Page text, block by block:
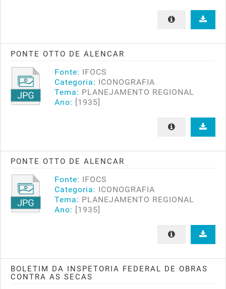
PONTE OTTO DE ALENCAR
Fonte: IFOCS
Categoria: ICONOGRAFIA
Tema: PLANEJAMENTO REGIONAL
Ano: [1935]
PONTE OTTO DE ALENCAR
Fonte: IFOCS
Categoria: ICONOGRAFIA
Tema: PLANEJAMENTO REGIONAL
Ano: [1935]
BOLETIM DA INSPETORIA FEDERAL DE OBRAS
CONTRA AS SECAS